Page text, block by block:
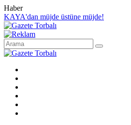
Haber
KAYA'dan müjde üstüne müjde!